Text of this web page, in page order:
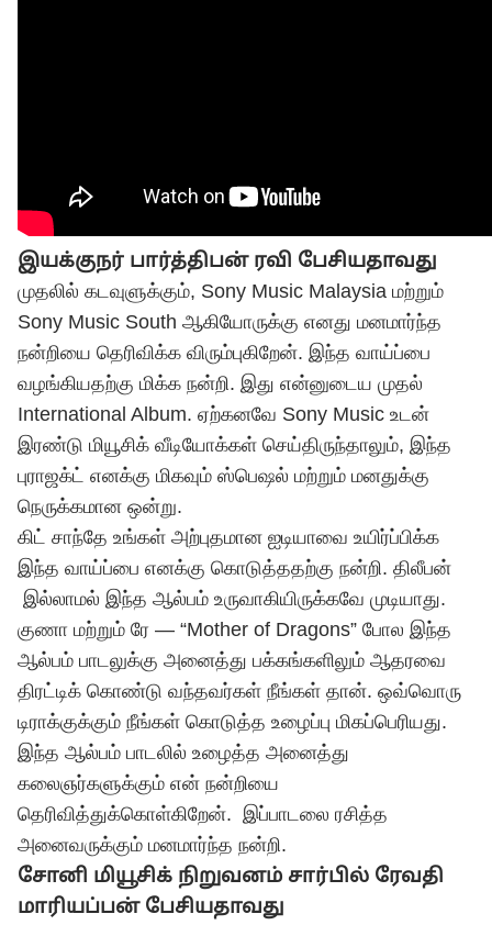
இயக்குநர் பார்த்திபன் ரவி பேசியதாவது
முதலில் கடவுளுக்கும், Sony Music Malaysia மற்றும்
Sony Music South ஆகியோருக்கு எனது மனமார்ந்த
நன்றியை தெரிவிக்க விரும்புகிறேன். இந்த வாய்ப்பை
வழங்கியதற்கு மிக்க நன்றி. இது என்னுடைய முதல்
International Album. ஏற்கனவே Sony Music உடன்
இரண்டு மியூசிக் வீடியோக்கள் செய்திருந்தாலும், இந்த
புராஜக்ட் எனக்கு மிகவும் ஸ்பெஷல் மற்றும் மனதுக்கு
நெருக்கமான ஒன்று.
கிட் சாந்தே உங்கள் அற்புதமான ஐடியாவை உயிர்ப்பிக்க
இந்த வாய்ப்பை எனக்கு கொடுத்ததற்கு நன்றி. திலீபன்
இல்லாமல் இந்த ஆல்பம் உருவாகியிருக்கவே முடியாது.
குணா மற்றும் ரே — “Mother of Dragons” போல இந்த
ஆல்பம் பாடலுக்கு அனைத்து பக்கங்களிலும் ஆதரவை
திரட்டிக் கொண்டு வந்தவர்கள் நீங்கள் தான். ஒவ்வொரு
டிராக்குக்கும் நீங்கள் கொடுத்த உழைப்பு மிகப்பெரியது.
இந்த ஆல்பம் பாடலில் உழைத்த அனைத்து
கலைஞர்களுக்கும் என் நன்றியை
தெரிவித்துக்கொள்கிறேன். இப்பாடலை ரசித்த
அனைவருக்கும் மனமார்ந்த நன்றி.
சோனி மியூசிக் நிறுவனம் சார்பில் ரேவதி
மாரியப்பன் பேசியதாவது